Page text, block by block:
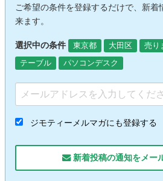
ご希望の条件を登録するだけで、新着
来ます。
選択中の条件 東京都 大田区 売り
テーブル
パソコンデスク
ジモティーメルマガにも登録する
新着投稿の通知をメー